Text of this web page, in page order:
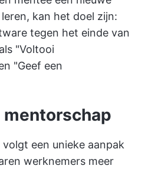
kan het doel zijn:
tegen het einde van
"Voltooi
"Geef een
mentorschap
een unieke aanpak
werknemers meer